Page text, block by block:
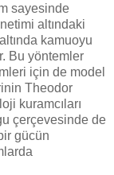
sayesinde
altındaki
kamuoyu
Bu yöntemler
için de model
Theodor
kuramcıları
çerçevesinde de
gücün